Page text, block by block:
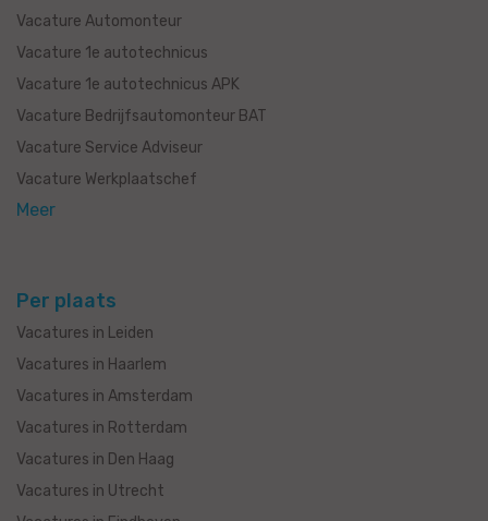
Vacature Automonteur
Vacature 1e autotechnicus
Vacature 1e autotechnicus APK
Vacature Bedrijfsautomonteur BAT
Vacature Service Adviseur
Vacature Werkplaatschef
Meer
Per plaats
Vacatures in Leiden
Vacatures in Haarlem
Vacatures in Amsterdam
Vacatures in Rotterdam
Vacatures in Den Haag
Vacatures in Utrecht